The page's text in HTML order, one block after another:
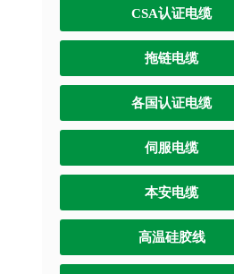
CSA认证电缆
拖链电缆
各国认证电缆
伺服电缆
本安电缆
高温硅胶线